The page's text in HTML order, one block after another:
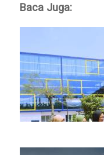
Baca Juga: